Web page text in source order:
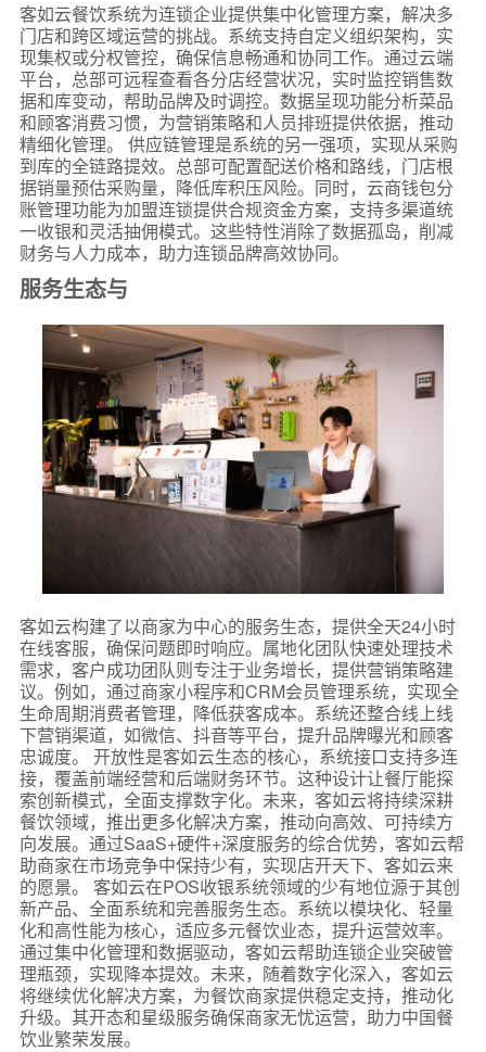
客如云餐饮系统为连锁企业提供集中化管理方案，解决多
门店和跨区域运营的挑战。系统支持自定义组织架构，实
现集权或分权管控，确保信息畅通和协同工作。通过云端
平台，总部可远程查看各分店经营状况，实时监控销售数
据和库变动，帮助品牌及时调控。数据呈现功能分析菜品
和顾客消费习惯，为营销策略和人员排班提供依据，推动
精细化管理。 供应链管理是系统的另一强项，实现从采购
到库的全链路提效。总部可配置配送价格和路线，门店根
据销量预估采购量，降低库积压风险。同时，云商钱包分
账管理功能为加盟连锁提供合规资金方案，支持多渠道统
一收银和灵活抽佣模式。这些特性消除了数据孤岛，削减
财务与人力成本，助力连锁品牌高效协同。
服务生态与
客如云构建了以商家为中心的服务生态，提供全天24小时
在线客服，确保问题即时响应。属地化团队快速处理技术
需求，客户成功团队则专注于业务增长，提供营销策略建
议。例如，通过商家小程序和CRM会员管理系统，实现全
生命周期消费者管理，降低获客成本。系统还整合线上线
下营销渠道，如微信、抖音等平台，提升品牌曝光和顾客
忠诚度。 开放性是客如云生态的核心，系统接口支持多连
接，覆盖前端经营和后端财务环节。这种设计让餐厅能探
索创新模式，全面支撑数字化。未来，客如云将持续深耕
餐饮领域，推出更多化解决方案，推动向高效、可持续方
向发展。通过SaaS+硬件+深度服务的综合优势，客如云帮
助商家在市场竞争中保持少有，实现店开天下、客如云来
的愿景。 客如云在POS收银系统领域的少有地位源于其创
新产品、全面系统和完善服务生态。系统以模块化、轻量
化和高性能为核心，适应多元餐饮业态，提升运营效率。
通过集中化管理和数据驱动，客如云帮助连锁企业突破管
理瓶颈，实现降本提效。未来，随着数字化深入，客如云
将继续优化解决方案，为餐饮商家提供稳定支持，推动化
升级。其开态和星级服务确保商家无忧运营，助力中国餐
饮业繁荣发展。